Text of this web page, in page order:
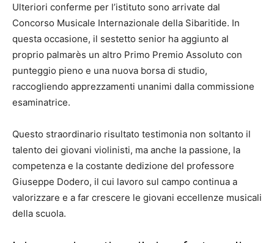
Ulteriori conferme per l’istituto sono arrivate dal
Concorso Musicale Internazionale della Sibaritide. In
questa occasione, il sestetto senior ha aggiunto al
proprio palmarès un altro Primo Premio Assoluto con
punteggio pieno e una nuova borsa di studio,
raccogliendo apprezzamenti unanimi dalla commissione
esaminatrice.
Questo straordinario risultato testimonia non soltanto il
talento dei giovani violinisti, ma anche la passione, la
competenza e la costante dedizione del professore
Giuseppe Dodero, il cui lavoro sul campo continua a
valorizzare e a far crescere le giovani eccellenze musicali
della scuola.